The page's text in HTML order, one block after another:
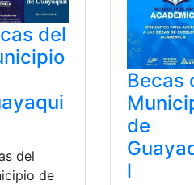
del
del
de
Becas
de
l